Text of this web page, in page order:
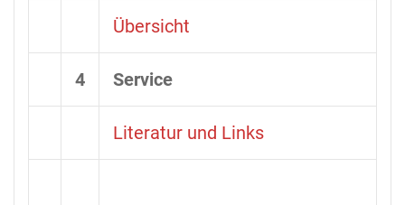
Übersicht
4 Service
Literatur und Links